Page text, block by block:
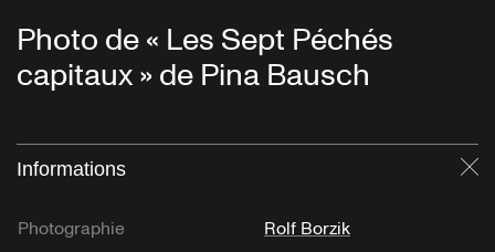
Photo de « Les Sept Péchés
capitaux » de Pina Bausch
Informations
Photographie
Rolf Borzik